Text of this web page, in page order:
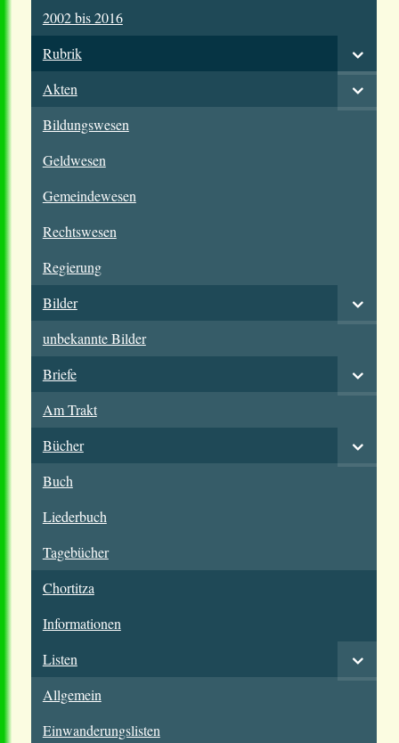
2002 bis 2016
Rubrik
Akten
Bildungswesen
Geldwesen
Gemeindewesen
Rechtswesen
Regierung
Bilder
unbekannte Bilder
Briefe
Am Trakt
Bücher
Buch
Liederbuch
Tagebücher
Chortitza
Informationen
Listen
Allgemein
Einwanderungslisten